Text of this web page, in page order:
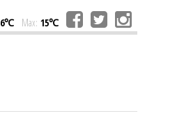
6℃ Max: 15℃